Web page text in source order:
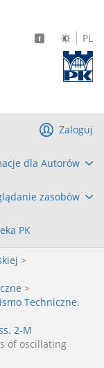
PL
dla Autorów
zasobów
PK
Zaloguj
>
>
Techniczne.
2-M
of oscillating